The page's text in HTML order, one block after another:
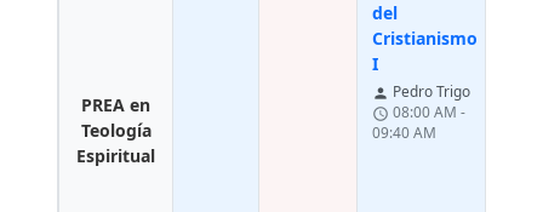
PREA en
Teología
Espiritual
del
Cristianismo
I
person Pedro Trigo
schedule 08:00 AM -
09:40 AM